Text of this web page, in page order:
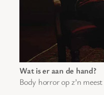
Wat is er aan de hand?
Body horror op z’n